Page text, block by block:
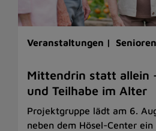
Veranstaltungen | Senioren
Mittendrin statt allein
und Teilhabe im Alter
Projektgruppe lädt am 6.
neben dem Hösel-Center ein